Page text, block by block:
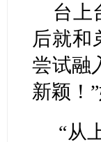
台上
后就和
尝试融
新颖！”
“从